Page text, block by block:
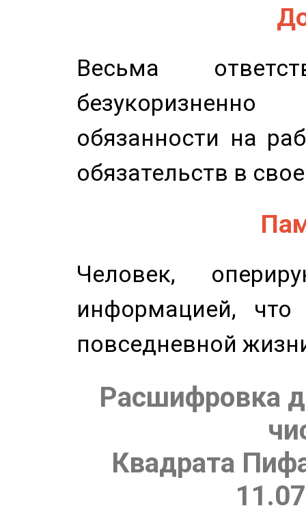
Весьма
обязанности на
обязательств в
Человек,
информацией,
повседневной
Расшифровка
Квадрата